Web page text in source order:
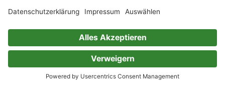
heimliches Afrika
Florian Beckerhoff
3 Bewertungen